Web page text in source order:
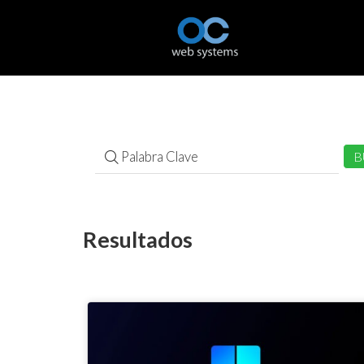
Resultados